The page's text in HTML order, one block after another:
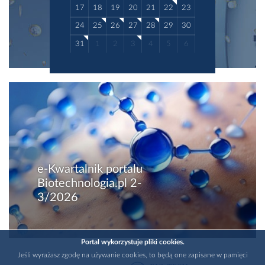
17 18 19 20 21 22 23
24 25 26 27 28 29 30
31 1 2 3 4 5 6
e-Kwartalnik portalu
Biotechnologia.pl 2-
3/2026
Portal wykorzystuje pliki cookies.
Jeśli wyrażasz zgodę na używanie cookies, to będą one zapisane w pamięci